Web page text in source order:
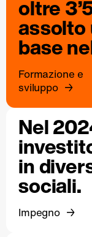
oltre
assolto
base
Formazione e
sviluppo
Nel
in
sociali.
Impegno